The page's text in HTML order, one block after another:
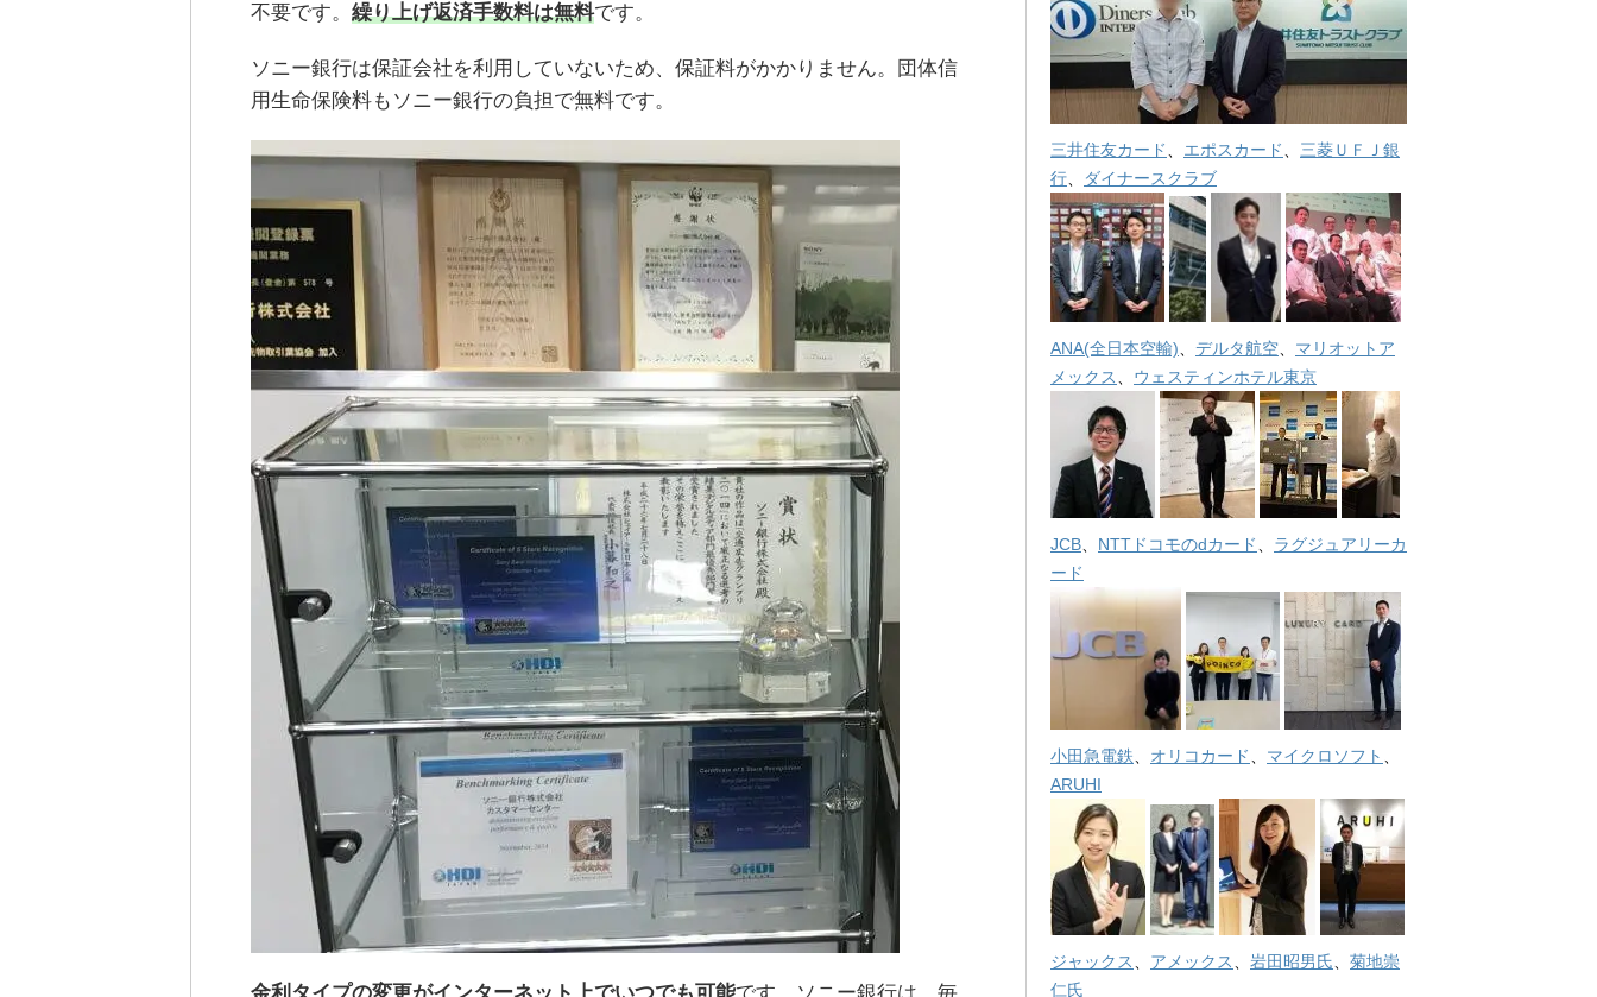
不要です。 繰り上げ返済手数料は無料です。
ソニー銀行は保証会社を利用していないため、保証料がかかりません。団体信
用生命保険料もソニー銀行の負担で無料です。
三井住友カード エポスカード
三菱ＵＦＪ銀
行
ダイナースクラブ
ANA(全日本空輸) デルタ航空
マリオットア
メックス
ウェスティンホテル東京
JCB NTTドコモのdカード
ラグジュアリーカ
ード
小田急電鉄 オリコカード マイクロソフト
ARUHI
ジャックス アメックス 岩田昭男氏
菊地崇
仁氏